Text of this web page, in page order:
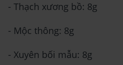
- Thạch xương bồ: 8g
- Mộc thông: 8g
- Xuyên bối mẫu: 8g